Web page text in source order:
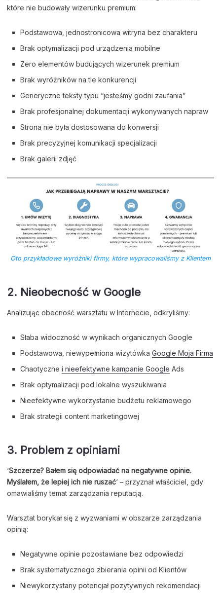
które nie budowały wizerunku premium:
Podstawowa, jednostronicowa witryna bez charakteru
Brak optymalizacji pod urządzenia mobilne
Zero elementów budujących wizerunek premium
Brak wyróżników na tle konkurencji
Generyczne teksty typu “jesteśmy godni zaufania”
Brak profesjonalnej dokumentacji wykonywanych napraw
Strona nie była dostosowana do konwersji
Brak precyzyjnej komunikacji specjalizacji
Brak galerii zdjęć
Oto przykładowe wyróżniki firmy, które wypracowaliśmy z Klientem
2. Nieobecność w Google
Analizując obecność warsztatu w Internecie, odkryliśmy:
Słaba widoczność w wynikach organicznych Google
Podstawowa, niewypełniona wizytówka Google Moja Firma
Chaotyczne i nieefektywne kampanie Google Ads
Brak optymalizacji pod lokalne wyszukiwania
Nieefektywne wykorzystanie budżetu reklamowego
Brak strategii content marketingowej
3. Problem z opiniami
‘Szczerze? Bałem się odpowiadać na negatywne opinie.
Myślałem, że lepiej ich nie ruszać‘ – przyznał właściciel, gdy
omawialiśmy temat zarządzania reputacją.
Warsztat borykał się z wyzwaniami w obszarze zarządzania
opinią:
Negatywne opinie pozostawiane bez odpowiedzi
Brak systematycznego zbierania opinii od Klientów
Niewykorzystany potencjał pozytywnych rekomendacji